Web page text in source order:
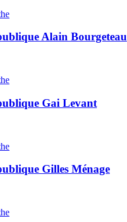
Alain Bourgeteau
Gai Levant
Gilles Ménage